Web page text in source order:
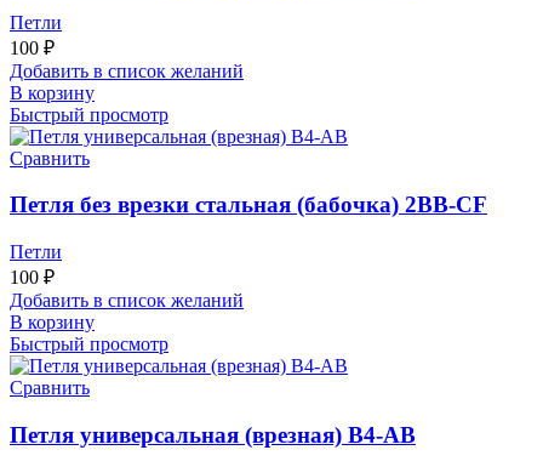
Петли
100 ₽
Добавить в список желаний
В корзину
Быстрый просмотр
Сравнить
Петля без врезки стальная (бабочка) 2BB-CF
Петли
100 ₽
Добавить в список желаний
В корзину
Быстрый просмотр
Сравнить
Петля универсальная (врезная) B4-AB